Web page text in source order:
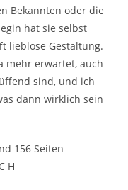
Bekannten oder die
hat sie selbst
lieblose Gestaltung.
mehr erwartet, auch
sind, und ich
dann wirklich sein
156 Seiten
H